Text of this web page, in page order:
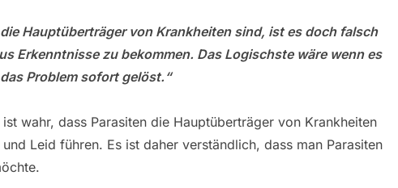
Hauptüberträger von Krankheiten sind, ist es doch falsch
Erkenntnisse zu bekommen. Das Logischste wäre wenn es
Problem sofort gelöst.“
wahr, dass Parasiten die Hauptüberträger von Krankheiten
Leid führen. Es ist daher verständlich, dass man Parasiten